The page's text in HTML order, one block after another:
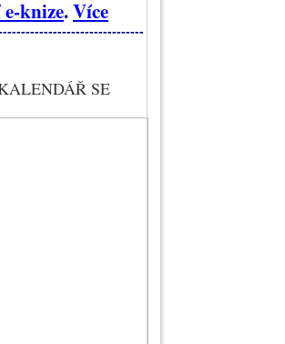
knize.Více
SE